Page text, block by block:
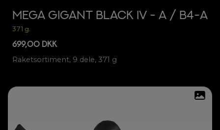
MEGA GIGANT BLACK IV - A / B4-A
371 g.
699,00 DKK
Raketsortiment, 9 dele, 371 g